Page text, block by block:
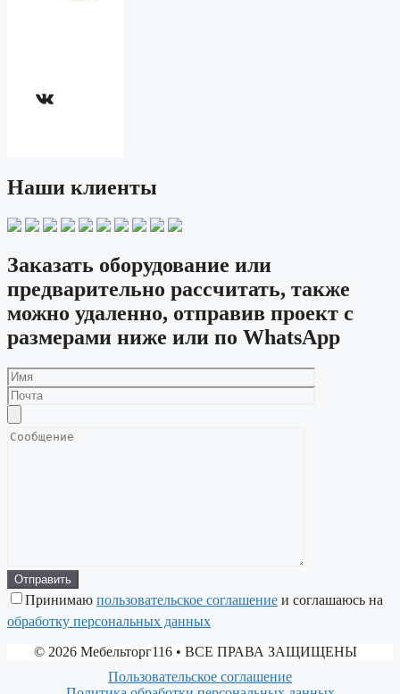
ВКонтакте
Наши клиенты
Заказать оборудование или
предварительно рассчитать, также
можно удаленно, отправив проект с
размерами ниже или по WhatsApp
Принимаю пользовательское соглашение и соглашаюсь на
обработку персональных данных
© 2026 Мебельторг116 • ВСЕ ПРАВА ЗАЩИЩЕНЫ
Пользовательское соглашение